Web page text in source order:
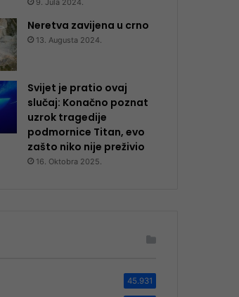
Neretva zavijena u crno
13. Augusta 2024.
Svijet je pratio ovaj
slučaj: Konačno poznat
uzrok tragedije
podmornice Titan, evo
zašto niko nije preživio
16. Oktobra 2025.
45.931